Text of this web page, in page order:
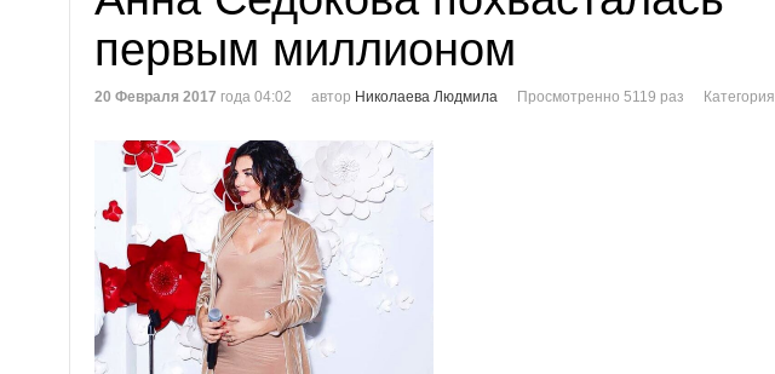
первым миллионом
20 Февраля 2017 года 04:02 автор Николаева Людмила Просмотренно 5119 раз Категория